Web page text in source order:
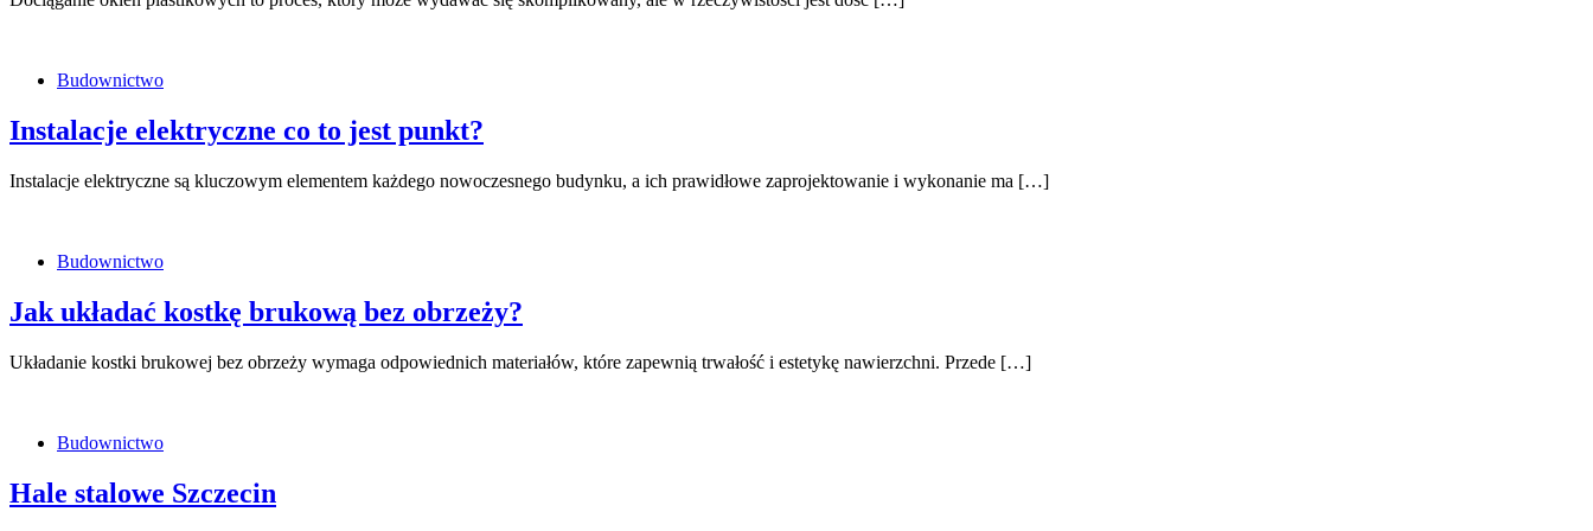
Budownictwo
Instalacje elektryczne co to jest punkt?
Instalacje elektryczne są kluczowym elementem każdego nowoczesnego budynku, a ich prawidłowe zaprojektowanie i wykonanie ma […]
Budownictwo
Jak układać kostkę brukową bez obrzeży?
Układanie kostki brukowej bez obrzeży wymaga odpowiednich materiałów, które zapewnią trwałość i estetykę nawierzchni. Przede […]
Budownictwo
Hale stalowe Szczecin